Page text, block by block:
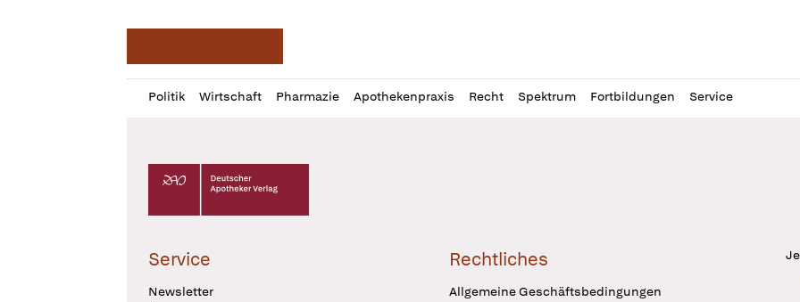
Politik Wirtschaft Pharmazie Apothekenpraxis Recht Spektrum Fortbildungen Service
Profil
öffnen
Daz
Pur
Deutscher Apotheker Verlag Logo
Service
Newsletter
Rechtliches
Allgemeine Geschäftsbedingungen